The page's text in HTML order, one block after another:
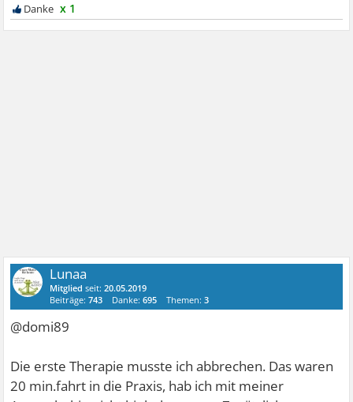
x 1
Lunaa
Mitglied seit:20.05.2019
Beiträge:743 Danke:695 Themen:3
@domi89
Die erste Therapie musste ich abbrechen. Das waren
20 min.fahrt in die Praxis, hab ich mit meiner